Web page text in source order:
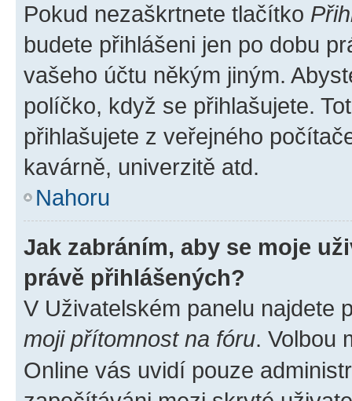
Pokud nezaškrtnete tlačítko
budete přihlášeni jen po dobu
vašeho účtu někým jiným.
políčko, když se přihlašujete.
přihlašujete z veřejného
kavárně, univerzitě atd.
Nahoru
Jak zabráním, aby se moje
právě přihlášených?
V Uživatelském panelu najdete
moji přítomnost na fóru. Volbou
Online vás uvidí pouze